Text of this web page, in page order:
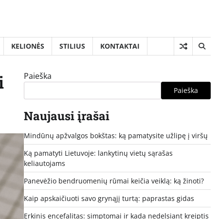
KELIONĖS STILIUS KONTAKTAI
Paieška
Paieška
Naujausi įrašai
Mindūnų apžvalgos bokštas: ką pamatysite užlipę į viršų
Ką pamatyti Lietuvoje: lankytinų vietų sąrašas
keliautojams
Panevėžio bendruomenių rūmai keičia veiklą: ką žinoti?
Kaip apskaičiuoti savo grynąjį turtą: paprastas gidas
Erkinis encefalitas: simptomai ir kada nedelsiant kreiptis